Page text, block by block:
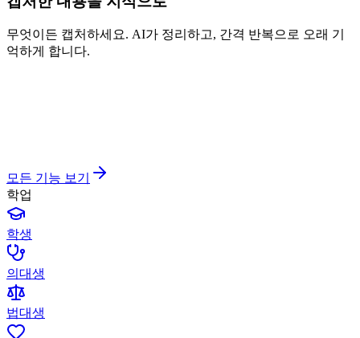
무엇이든 캡처하세요. AI가 정리하고, 간격 반복으로 오래 기
억하게 합니다.
모든 기능 보기
학업
학생
의대생
법대생